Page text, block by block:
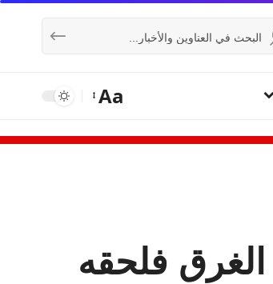
Aa
فلحقه